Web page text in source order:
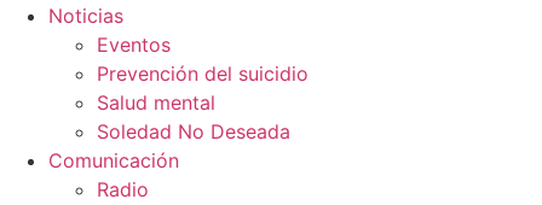
Noticias
Eventos
Prevención del suicidio
Salud mental
Soledad No Deseada
Comunicación
Radio